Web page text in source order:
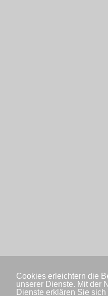
Cookies erleichtern die
unserer Dienste. Mit der
Dienste erklären Sie sich